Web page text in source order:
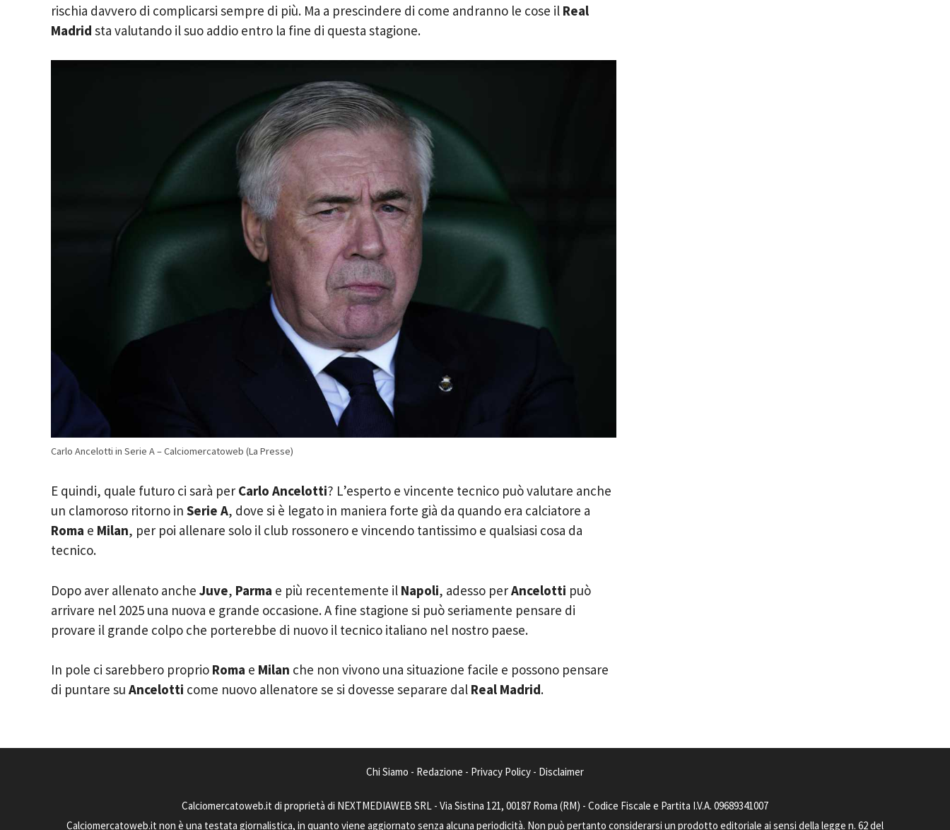
rischia davvero di complicarsi sempre di più. Ma a prescindere di come andranno le cose il Real
Madrid sta valutando il suo addio entro la fine di questa stagione.
Carlo Ancelotti in Serie A – Calciomercatoweb (La Presse)
E quindi, quale futuro ci sarà per Carlo Ancelotti? L’esperto e vincente tecnico può valutare anche
un clamoroso ritorno in Serie A, dove si è legato in maniera forte già da quando era calciatore a
Roma e Milan, per poi allenare solo il club rossonero e vincendo tantissimo e qualsiasi cosa da
tecnico.
Dopo aver allenato anche Juve, Parma e più recentemente il Napoli, adesso perAncelotti può
arrivare nel 2025 una nuova e grande occasione. A fine stagione si può seriamente pensare di
provare il grande colpo che porterebbe di nuovo il tecnico italiano nel nostro paese.
In pole ci sarebbero proprio Roma e Milan che non vivono una situazione facile e possono pensare
di puntare su Ancelotti come nuovo allenatore se si dovesse separare dal Real Madrid.
Chi Siamo - Redazione - Privacy Policy - Disclaimer
Calciomercatoweb.it di proprietà di NEXTMEDIAWEB SRL - Via Sistina 121, 00187 Roma (RM) - Codice Fiscale e Partita I.V.A. 09689341007
Calciomercatoweb.it non è una testata giornalistica, in quanto viene aggiornato senza alcuna periodicità. Non può pertanto considerarsi un prodotto editoriale ai sensi della legge n. 62 del